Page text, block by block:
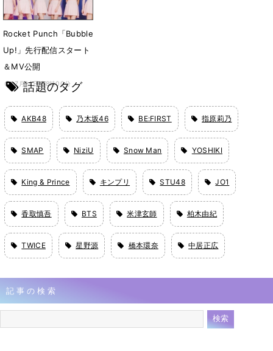
Rocket Punch「Bubble
Up!」先行配信スタート
＆MV公開
7月14日 08時00分
話題のタグ
AKB48 乃木坂46 BE:FIRST 指原莉乃
SMAP NiziU Snow Man YOSHIKI
King & Prince キンプリ STU48 JO1
香取慎吾 BTS 米津玄師 柏木由紀
TWICE 星野源 橋本環奈 中居正広
記事の検索